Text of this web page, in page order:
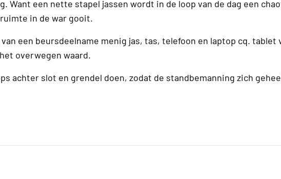
Want een nette stapel jassen wordt in de loop van de dag een
in de war gooit.
een beursdeelname menig jas, tas, telefoon en laptop cq. tablet
overwegen waard.
achter slot en grendel doen, zodat de standbemanning zich